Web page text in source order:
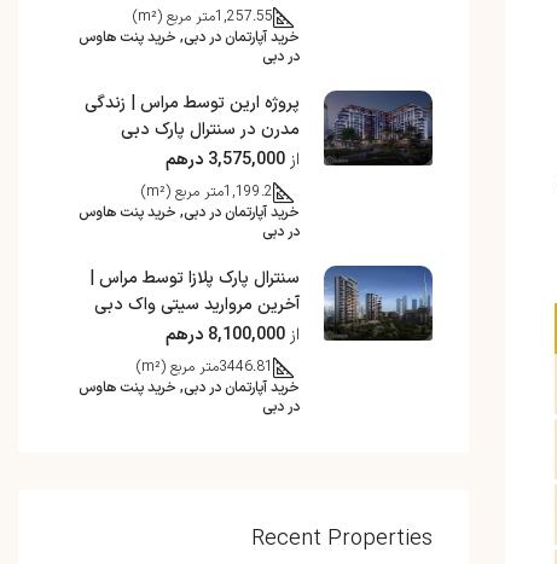
1,257.55متر مربع (m²)
خرید آپارتمان در دبی, خرید پنت هاوس
در دبی
پروژه ارین توسط مراس | زندگی
مدرن در سنترال پارک دبی
از3,575,000 درهم
1,199.2متر مربع (m²)
خرید آپارتمان در دبی, خرید پنت هاوس
در دبی
سنترال پارک پلازا توسط مراس |
آخرین مروارید سیتی واک دبی
از8,100,000 درهم
3446.81متر مربع (m²)
خرید آپارتمان در دبی, خرید پنت هاوس
در دبی
Recent Properties